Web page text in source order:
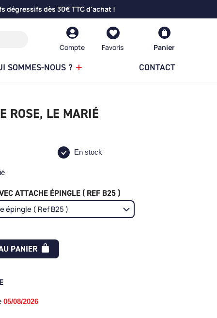
dégressifs dès 30€ TTC d'achat !
Compte
SOMMES-NOUS ? CONTACT
Panier
ROSE, LE MARIÉ
En stock
ATTACHE ÉPINGLE ( REF B25 )
PANIER
05/08/2026